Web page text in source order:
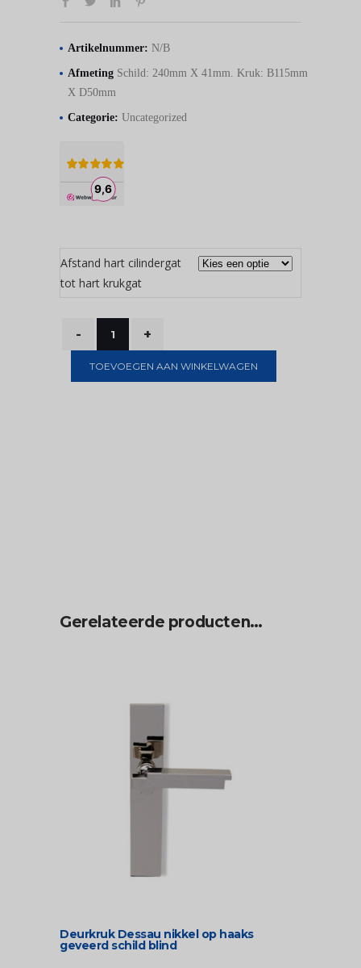
Artikelnummer: N/B
Afmeting Schild: 240mm X 41mm. Kruk: B115mm
X D50mm
Categorie: Uncategorized
Afstand hart cilindergat
tot hart krukgat
TOEVOEGEN AAN WINKELWAGEN
Gerelateerde producten…
Deurkruk Dessau nikkel op haaks
geveerd schild blind